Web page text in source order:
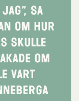
sa
om hur
skulle
om
vart